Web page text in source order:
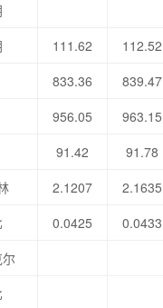
111.62 112.52
833.36 839.47
956.05 963.15
91.42 91.78
2.1207 2.1635
0.0425 0.0433